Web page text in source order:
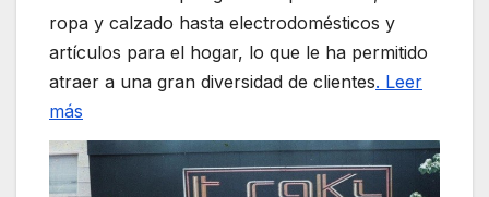
ropa y calzado hasta electrodomésticos y
artículos para el hogar, lo que le ha permitido
atraer a una gran diversidad de clientes. Leer
más